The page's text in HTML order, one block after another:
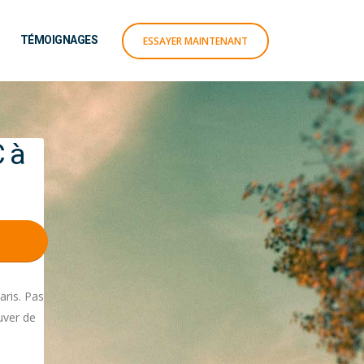
TÉMOIGNAGES ESSAYER MAINTENANT
à
Pas
de